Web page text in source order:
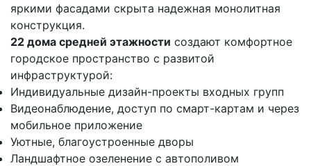
яркими фасадами скрыта надежная монолитная
конструкция.
22 дома средней этажности создают комфортное
городское пространство с развитой
инфраструктурой:
Индивидуальные дизайн-проекты входных групп
Видеонаблюдение, доступ по смарт-картам и через
мобильное приложение
Уютные, благоустроенные дворы
Ландшафтное озеленение с автополивом